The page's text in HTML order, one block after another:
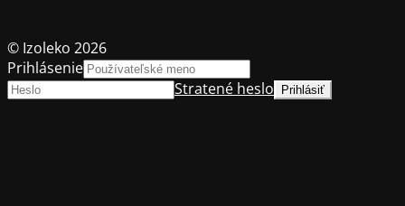
© Izoleko 2026
Prihlásenie
Stratené heslo